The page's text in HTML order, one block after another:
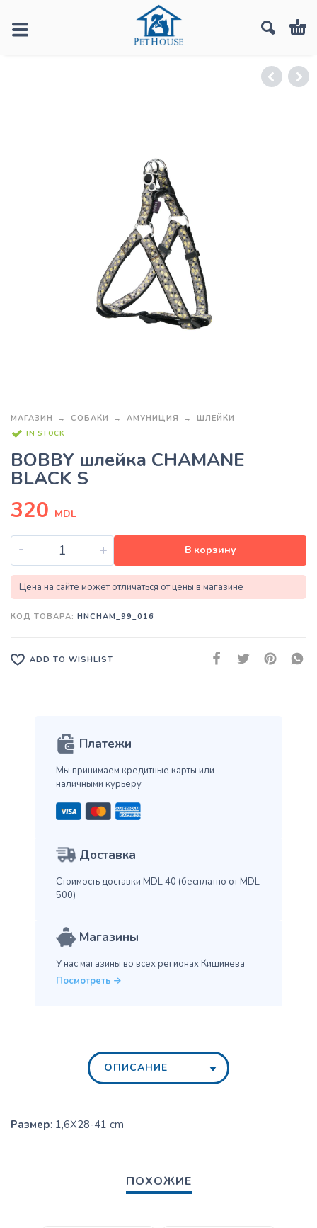
МАГАЗИН СОБАКИ АМУНИЦИЯ ШЛЕЙКИ
IN STOCK
BOBBY шлейка CHAMANE
BLACK S
320 MDL
- + В корзину
Цена на сайте может отличаться от цены в магазине
КОД ТОВАРА: HNCHAM_99_016
ADD TO WISHLIST
Платежи
Мы принимаем кредитные карты или
наличными курьеру
Доставка
Стоимость доставки MDL 40 (бесплатно от MDL
500)
Магазины
У нас магазины во всех регионах Кишинева
Посмотреть
ОПИСАНИЕ
Размер: 1,6X28-41 cm
ПОХОЖИЕ